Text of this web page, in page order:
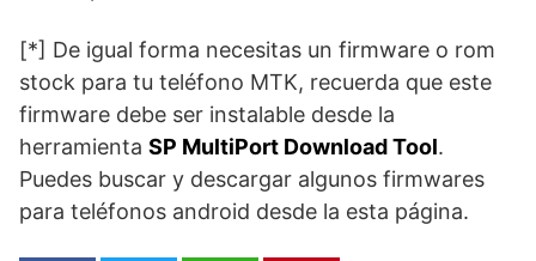
[*] De igual forma necesitas un firmware o rom
stock para tu teléfono MTK, recuerda que este
firmware debe ser instalable desde la
herramienta SP MultiPort Download Tool.
Puedes buscar y descargar algunos firmwares
para teléfonos android desde la esta página.